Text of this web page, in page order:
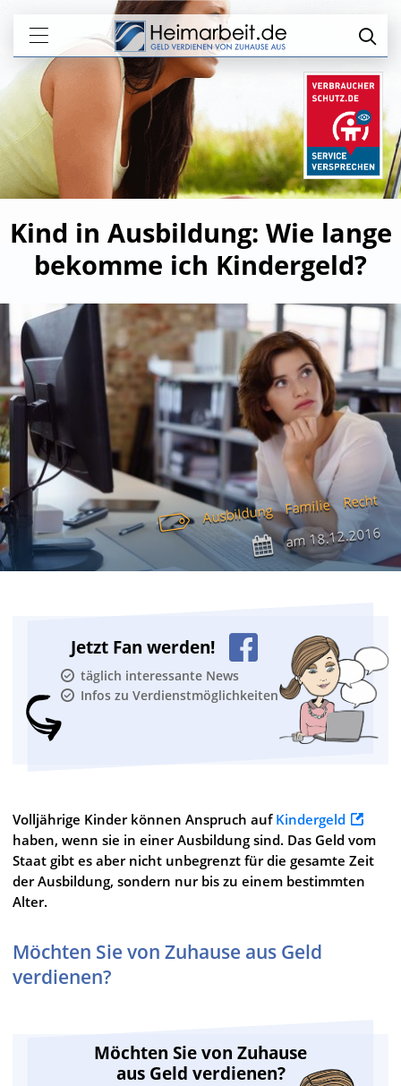
Kind in Ausbildung: Wie lange
bekomme ich Kindergeld?
Ausbildung Familie Recht
am18.12.2016
Jetzt Fan werden!
täglich interessante News
Infos zu Verdienstmöglichkeiten
Volljährige Kinder können Anspruch auf Kindergeld
haben, wenn sie in einer Ausbildung sind. Das Geld vom
Staat gibt es aber nicht unbegrenzt für die gesamte Zeit
der Ausbildung, sondern nur bis zu einem bestimmten
Alter.
Möchten Sie von Zuhause aus Geld
verdienen?
Möchten Sie von Zuhause
aus Geld verdienen?